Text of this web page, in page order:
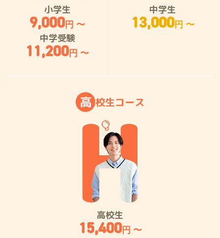
小学生
9,000円 〜
中学受験
11,200円 〜
中学生
13,000円 〜
高 校生コース
高校生
15,400円 〜